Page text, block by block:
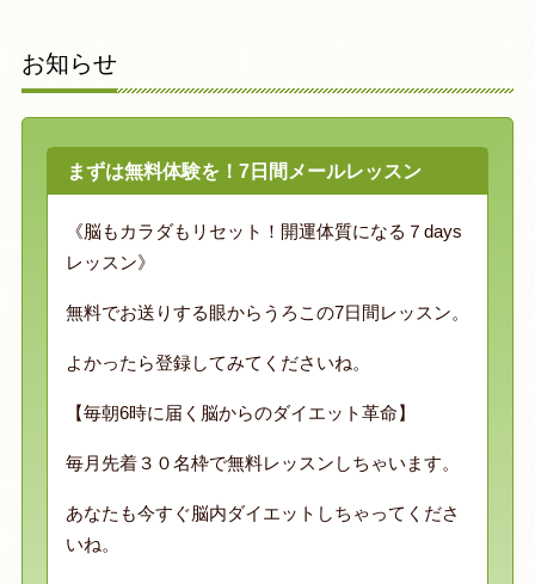
お知らせ
まずは無料体験を！7日間メールレッスン
《脳もカラダもリセット！開運体質になる７days
レッスン》
無料でお送りする眼からうろこの7日間レッスン。
よかったら登録してみてくださいね。
【毎朝6時に届く脳からのダイエット革命】
毎月先着３０名枠で無料レッスンしちゃいます。
あなたも今すぐ脳内ダイエットしちゃってくださ
いね。